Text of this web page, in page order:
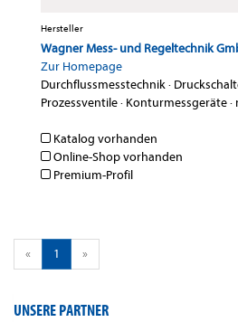
Hersteller
Wagner Mess- und Regeltechnik
Zur Homepage
Durchflussmesstechnik·
Prozessventile· Konturmessgeräte·
Katalog vorhanden
Online-Shop vorhanden
Premium-Profil
« 1 »
UNSERE PARTNER